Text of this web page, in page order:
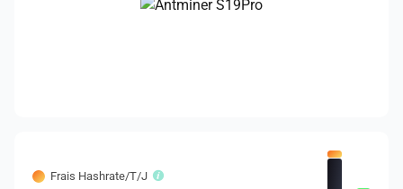
Frais Hashrate/T/J